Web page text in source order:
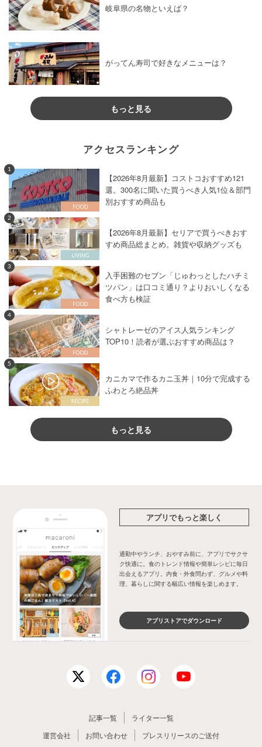
岐阜県の名物といえば？
がってん寿司で好きなメニューは？
もっと見る
アクセスランキング
1
【2026年8月最新】コストコおすすめ121
選。300名に聞いた買うべき人気1位＆部門
別おすすめ商品も
2
【2026年8月最新】セリアで買うべきおす
すめ商品総まとめ。雑貨や収納グッズも
3
入手困難のセブン「じゅわっとしたハチミ
ツパン」は口コミ通り？よりおいしくなる
食べ方も検証
4
シャトレーゼのアイス人気ランキング
TOP10！読者が選ぶおすすめ商品は？
5
カニカマで作るカニ玉丼｜10分で完成する
ふわとろ絶品丼
もっと見る
アプリでもっと楽しく
通勤中やランチ、おやすみ前に、アプリでサクサ
ク快適に。食のトレンド情報や簡単レシピに毎日
出会えるアプリ。内食・外食問わず、グルメや料
理、暮らしに関する幅広い情報を楽しめます。
アプリストアでダウンロード
記事一覧
ライター一覧
運営会社
お問い合わせ プレスリリースのご送付